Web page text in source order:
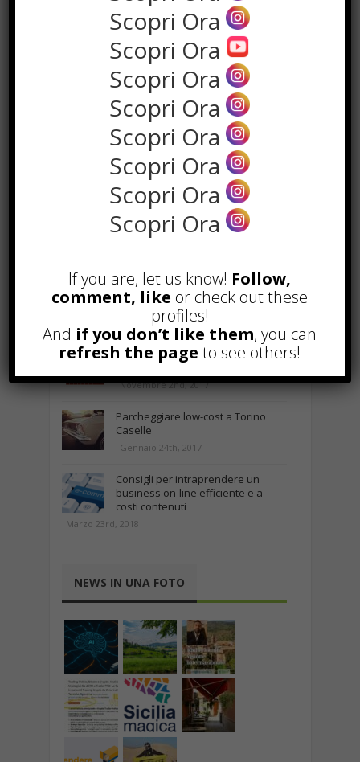
Read more
Da Google all’AI: arriva l’AI Optimization,
per indicizzare i contenuti
sull’Intelligenza Artificiale
Alcuni trucchi per avere un blog di
successo
Novembre 22nd, 2016
Comprare visite YouTube: i 5
vantaggi TOP!
Novembre 2nd, 2017
Parcheggiare low-cost a Torino
Caselle
Gennaio 24th, 2017
Consigli per intraprendere un
business on-line efficiente e a
costi contenuti
Marzo 23rd, 2018
NEWS IN UNA FOTO
Scopri Ora
Scopri Ora
Scopri Ora
Scopri Ora
Scopri Ora
Scopri Ora
Scopri Ora
Scopri Ora
If you are, let us know! Follow,
comment, like or check out these
profiles!
And if you don’t like them, you can
refresh the page to see others!